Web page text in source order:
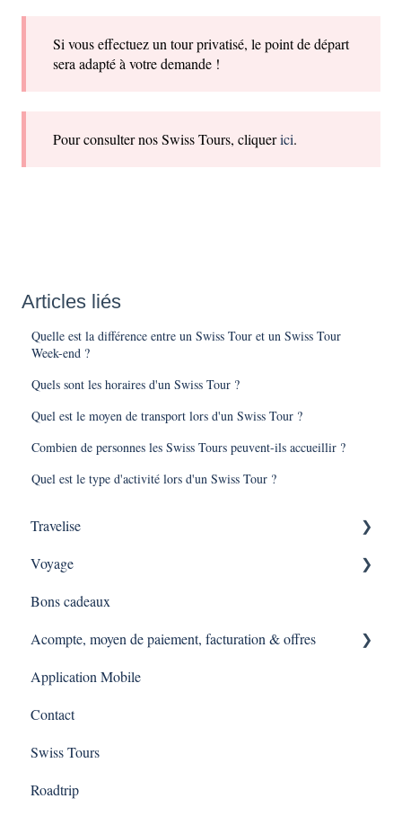
Si vous effectuez un tour privatisé, le point de départ
sera adapté à votre demande !
Pour consulter nos Swiss Tours, cliquerici.
Articles liés
Quelle est la différence entre un Swiss Tour et un Swiss Tour
Week-end ?
Quels sont les horaires d'un Swiss Tour ?
Quel est le moyen de transport lors d'un Swiss Tour ?
Combien de personnes les Swiss Tours peuvent-ils accueillir ?
Quel est le type d'activité lors d'un Swiss Tour ?
Travelise
Pourquoi Travelise ?
Qu'est ce qu'une expérience Travelise ?
Voyage
Comment se déroule une expérience Travelise ?
Sortie d'entreprises
Bons cadeaux
Acompte, moyen de paiement, facturation & offres
Expérience via une demande d'offre
Application Mobile
Contact
Swiss Tours
Roadtrip